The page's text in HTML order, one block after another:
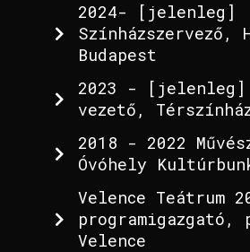
2024- [jelenleg]
Színházszervező,
Budapest
2023 - [jelenleg]
vezető,
2018 - 2022
Óvóhely
Velence Teátrum
programigazgató,
Velence